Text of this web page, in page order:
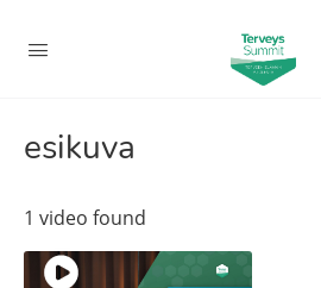
esikuva
1 video found